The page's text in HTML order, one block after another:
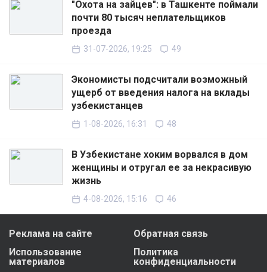
"Охота на зайцев": в Ташкенте поймали
почти 80 тысяч неплательщиков
проезда
31-07-2026, 19:25 49
Экономисты подсчитали возможный
ущерб от введения налога на вклады
узбекистанцев
1-08-2026, 16:31 48
В Узбекистане хоким ворвался в дом
женщины и отругал ее за некрасивую
жизнь
4-08-2026, 15:16 46
Реклама на сайте
Обратная связь
Использование
материалов
Политика
конфиденциальности